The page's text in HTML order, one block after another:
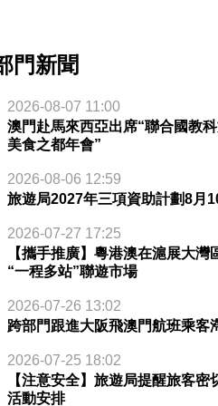
門新聞
2026-08-07 11:00
澳門赴馬來西亞出席“聯合國教
美食之都年會”
2026-08-06 12:59
旅遊局2027年三項資助計劃8月
2026-07-27 17:25
【攜手推廣】粵港澳在滬展大灣
“一程多站”聯遊市場
2026-07-26 13:02
跨部門跟進大阪飛澳門航班乘客
2026-07-25 18:02
【注意安全】旅遊局提醒旅客密
活動安排